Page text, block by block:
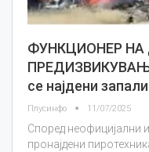
ФУНКЦИОНЕР
се најдени
Плусинфо 11/07/2025
Според неофицијални
пронајдени